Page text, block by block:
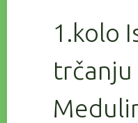
1.kolo
trčanju